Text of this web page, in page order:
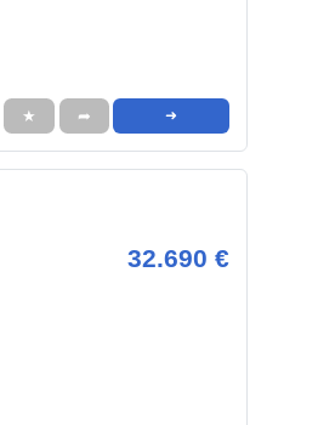
★ ➦ ➜
32.690 €